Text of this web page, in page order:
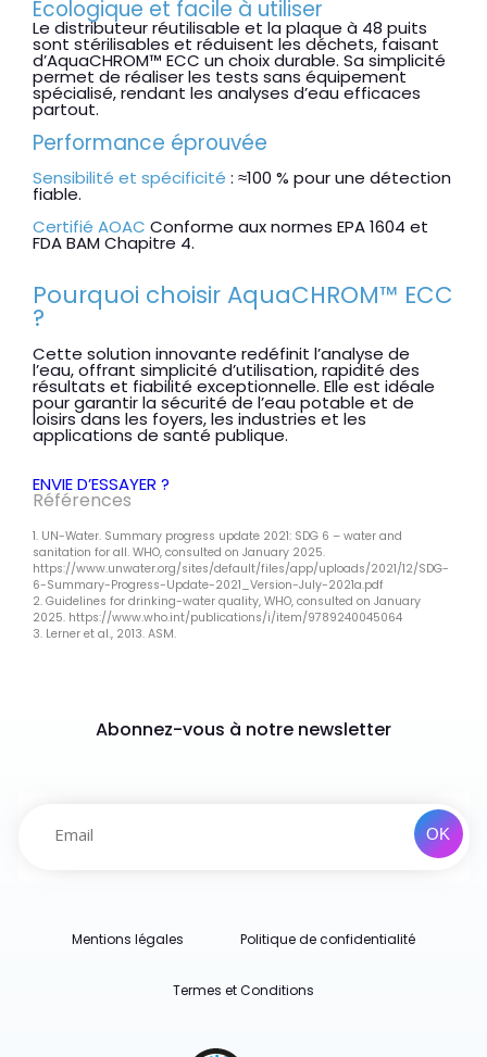
Écologique et facile à utiliser
Le distributeur réutilisable et la plaque à 48 puits
sont stérilisables et réduisent les déchets, faisant
d’AquaCHROM™ ECC un choix durable. Sa simplicité
permet de réaliser les tests sans équipement
spécialisé, rendant les analyses d’eau efficaces
partout.
Performance éprouvée
Sensibilité et spécificité : ≈100 % pour une détection
fiable.
Certifié AOAC Conforme aux normes EPA 1604 et
FDA BAM Chapitre 4.
Pourquoi choisir AquaCHROM™ ECC
?
Cette solution innovante redéfinit l’analyse de
l’eau, offrant simplicité d’utilisation, rapidité des
résultats et fiabilité exceptionnelle. Elle est idéale
pour garantir la sécurité de l’eau potable et de
loisirs dans les foyers, les industries et les
applications de santé publique.
ENVIE D’ESSAYER ?
Références
1. UN-Water. Summary progress update 2021: SDG 6 – water and
sanitation for all. WHO, consulted on January 2025.
https://www.unwater.org/sites/default/files/app/uploads/2021/12/SDG-
6-Summary-Progress-Update-2021_Version-July-2021a.pdf
2. Guidelines for drinking-water quality, WHO, consulted on January
2025. https://www.who.int/publications/i/item/9789240045064
3. Lerner et al., 2013. ASM.
Abonnez-vous à notre newsletter
Mentions légales Politique de confidentialité
Termes et Conditions